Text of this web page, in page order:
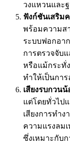
วงแหวนและ
ฟังก์ชันเสริม
พร้อมความส
ระบบฟอกอา
การตรวจจับ
หรือแม้กระทั่
ทำให้เป็นกา
เสียงรบกวนน้
แต่โดยทั่วไป
เสียงการทำ
ความแรงลม
ซึ่งเหมาะกับ